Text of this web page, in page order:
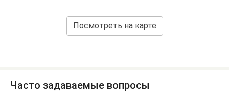
Посмотреть на карте
Часто задаваемые вопросы